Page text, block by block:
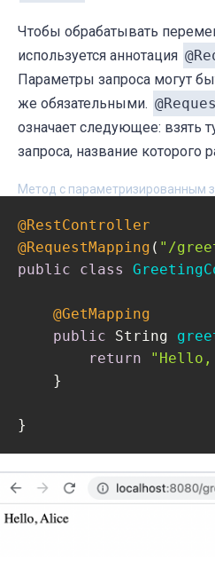
Чтобы обрабатывать
используется аннотация
Параметры запроса могут
же обязательными.
означает следующее: взять
запроса, название которого
Метод с параметризированным
@RestController
@RequestMapping ( "/
public
class
@GetMapping
public String
return
    }